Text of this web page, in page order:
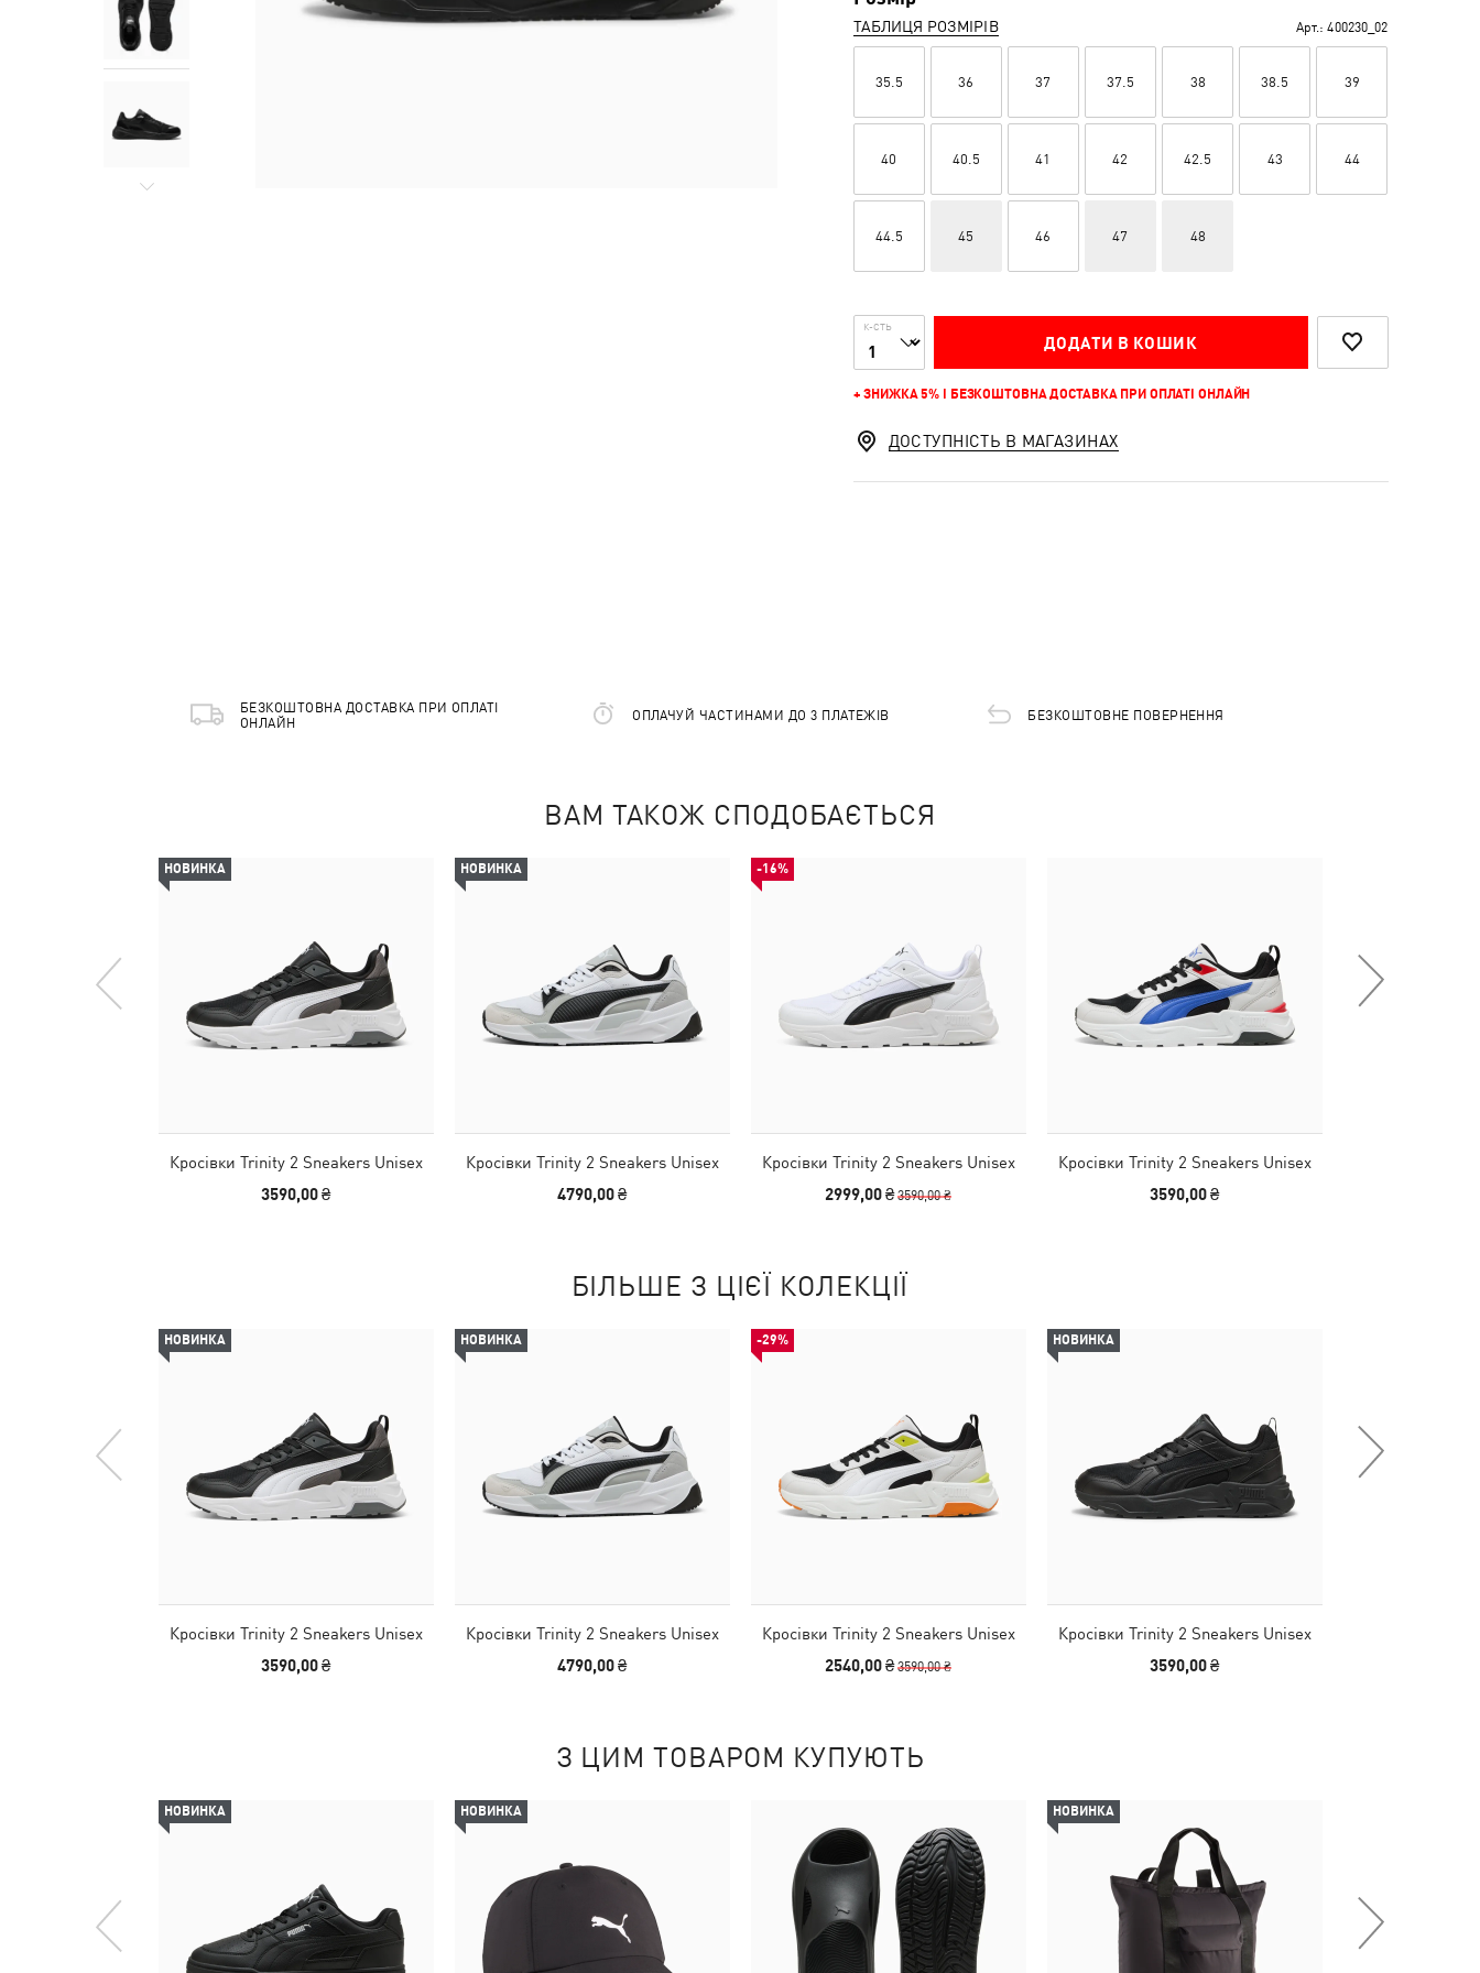
ТАБЛИЦЯ РОЗМІРІВ Арт.: 400230_02
35.5 36 37 37.5 38 38.5 39
40 40.5 41 42 42.5 43 44
44.5 45 46 47 48
К-СТЬ
ДОДАТИ В КОШИК
+ ЗНИЖКА 5% І БЕЗКОШТОВНА ДОСТАВКА ПРИ ОПЛАТІ ОНЛАЙН
ДОСТУПНІСТЬ В МАГАЗИНАХ
БЕЗКОШТОВНА ДОСТАВКА ПРИ ОПЛАТІ
ОНЛАЙН
ОПЛАЧУЙ ЧАСТИНАМИ ДО 3 ПЛАТЕЖІВ БЕЗКОШТОВНЕ ПОВЕРНЕННЯ
ВАМ ТАКОЖ СПОДОБАЄТЬСЯ
НОВИНКА
Кросівки Trinity 2 Sneakers Unisex
3590,00 ₴
НОВИНКА
Кросівки Trinity 2 Sneakers Unisex
4790,00 ₴
-16%
Кросівки Trinity 2 Sneakers Unisex
2999,00 ₴3590,00 ₴
Кросівки Trinity 2 Sneakers Unisex
3590,00 ₴
БІЛЬШЕ З ЦІЄЇ КОЛЕКЦІЇ
НОВИНКА
Кросівки Trinity 2 Sneakers Unisex
3590,00 ₴
НОВИНКА
Кросівки Trinity 2 Sneakers Unisex
4790,00 ₴
-29%
Кросівки Trinity 2 Sneakers Unisex
2540,00 ₴3590,00 ₴
НОВИНКА
Кросівки Trinity 2 Sneakers Unisex
3590,00 ₴
З ЦИМ ТОВАРОМ КУПУЮТЬ
НОВИНКА НОВИНКА НОВИНКА